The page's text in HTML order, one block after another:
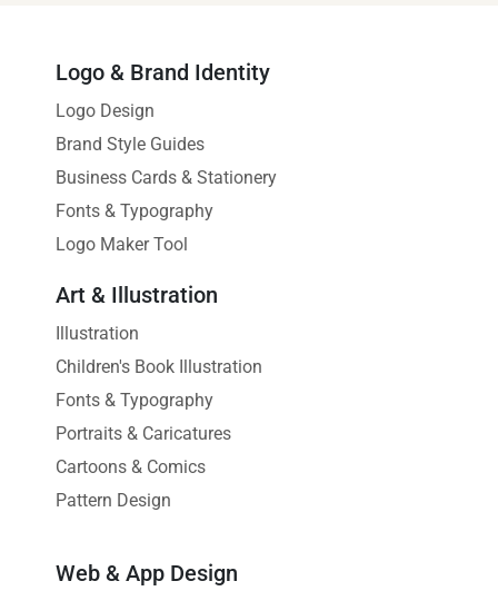
Logo & Brand Identity
Logo Design
Brand Style Guides
Business Cards & Stationery
Fonts & Typography
Logo Maker Tool
Art & Illustration
Illustration
Children's Book Illustration
Fonts & Typography
Portraits & Caricatures
Cartoons & Comics
Pattern Design
Web & App Design